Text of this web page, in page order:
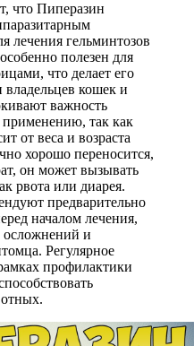
что Пиперазин
лечения гельминтозов
полезен для
что делает его
кошек и
важность
так как
от веса и возраста
хорошо переносится,
он может вызывать
рвота или диарея.
предварительно
началом лечения,
осложнений и
Регулярное
профилактики